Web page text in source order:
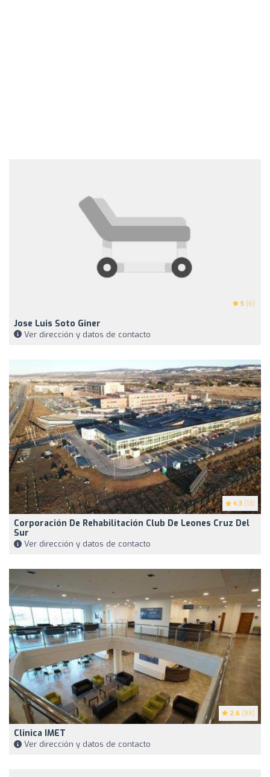
5 (6)
Jose Luis Soto Giner
Ver dirección y datos de contacto
4.3 (13)
Corporación De Rehabilitación Club De Leones Cruz Del
Sur
Ver dirección y datos de contacto
2.6 (88)
Clinica IMET
Ver dirección y datos de contacto